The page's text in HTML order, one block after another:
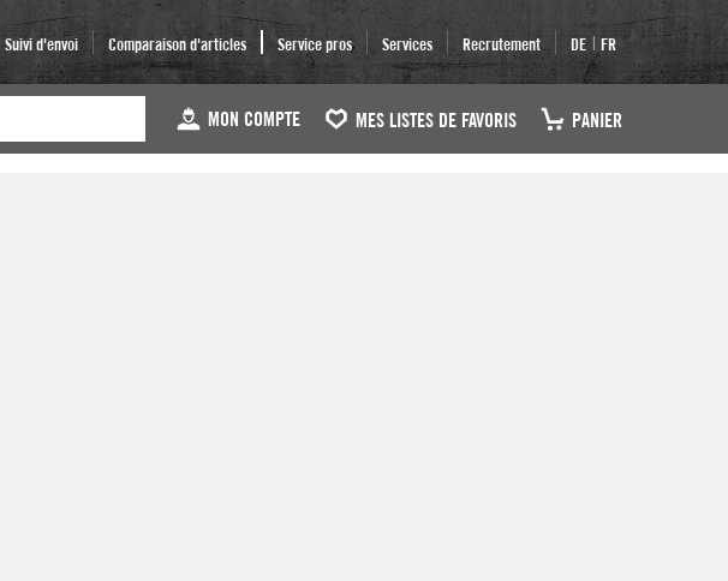
Suivi d'envoi Comparaison d'articles Service pros Services Recrutement DE | FR
MON COMPTE MES LISTES DE FAVORIS PANIER